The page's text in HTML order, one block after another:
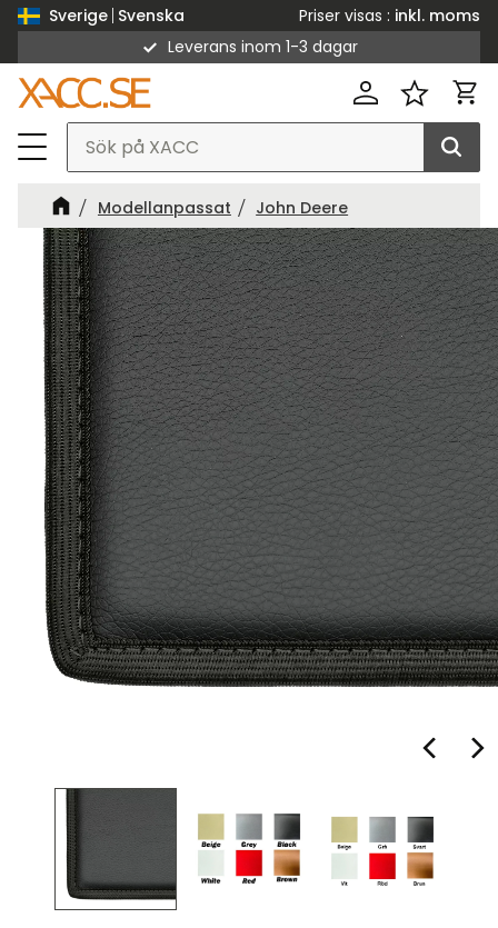
Sverige Svenska Priser visas
inkl. moms
Leverans inom 1-3 dagar
Modellanpassat John Deere